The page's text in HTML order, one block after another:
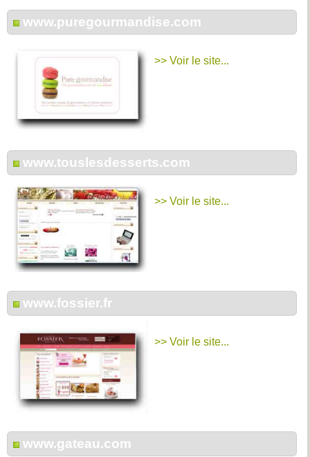
www.puregourmandise.com
>> Voir le site...
www.touslesdesserts.com
>> Voir le site...
www.fossier.fr
>> Voir le site...
www.gateau.com